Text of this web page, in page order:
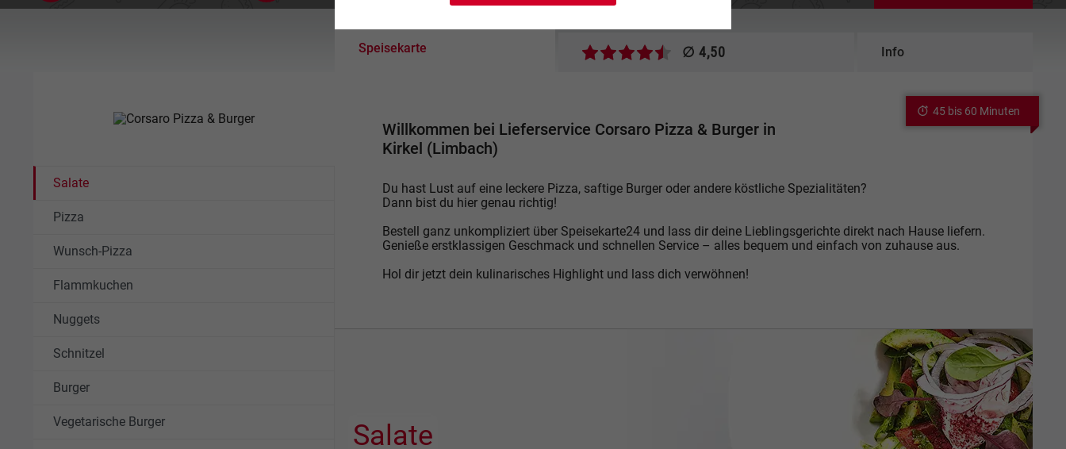
Speisekarte ∅ 4,50 Info
Salate
Pizza
Wunsch-Pizza
Flammkuchen
Nuggets
Schnitzel
Burger
Vegetarische Burger
Willkommen bei Lieferservice Corsaro Pizza & Burger in
Kirkel (Limbach)
Du hast Lust auf eine leckere Pizza, saftige Burger oder andere köstliche Spezialitäten?
Dann bist du hier genau richtig!
Bestell ganz unkompliziert über Speisekarte24 und lass dir deine Lieblingsgerichte direkt nach Hause liefern.
Genieße erstklassigen Geschmack und schnellen Service – alles bequem und einfach von zuhause aus.
Hol dir jetzt dein kulinarisches Highlight und lass dich verwöhnen!
45 bis 60 Minuten
Salate